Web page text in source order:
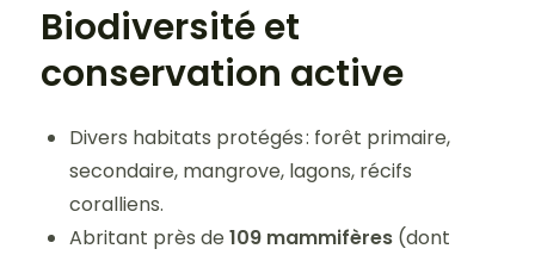
Biodiversité et
conservation active
Divers habitats protégés : forêt primaire,
secondaire, mangrove, lagons, récifs
coralliens.
Abritant près de109 mammifères (dont